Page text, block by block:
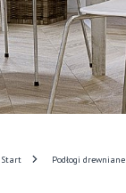
Start Podłogi drewniane